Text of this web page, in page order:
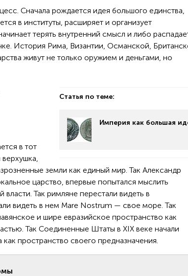
Сначала рождается идея большого единства,
в институты, расширяет и организует
терять внутренний смысл и либо
История Рима, Византии, Османской,
живут не только оружием и деньгами, но
Статья по теме:
Империя как большая
в тот
земли как единый мир. Так Александр
царство, впервые попытался мыслить
Так римляне перестали видеть в
видеть в нем Mare Nostrum — свое море. Так
и шире евразийское пространство как
Так Соединенные Штаты в XIX веке начали
пространство своего предназначения.